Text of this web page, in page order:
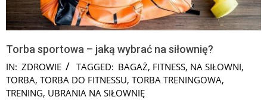
Torba sportowa – jaką wybrać na siłownię?
IN: ZDROWIE TAGGED: BAGAŻ, FITNESS, NA SIŁOWNI,
TORBA, TORBA DO FITNESSU, TORBA TRENINGOWA,
TRENING, UBRANIA NA SIŁOWNIĘ